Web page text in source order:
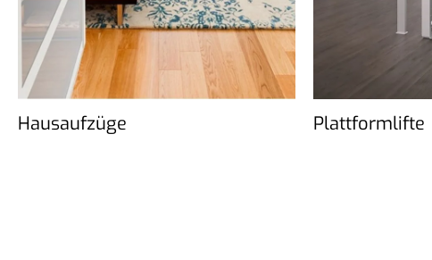
Hausaufzüge Plattformlifte